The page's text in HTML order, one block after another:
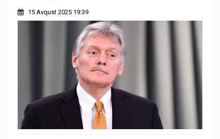
15 Avqust 2025 19:39